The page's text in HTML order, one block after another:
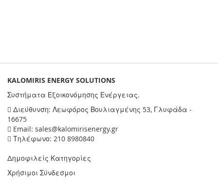
KALOMIRIS ENERGY SOLUTIONS
Συστήματα Εξοικονόμησης Ενέργειας.
Διεύθυνση: Λεωφόρος Βουλιαγμένης 53, Γλυφάδα -
16675
Email: sales@kalomirisenergy.gr
Τηλέφωνο: 210 8980840
Δημοφιλείς Κατηγορίες
Χρήσιμοι Σύνδεσμοι